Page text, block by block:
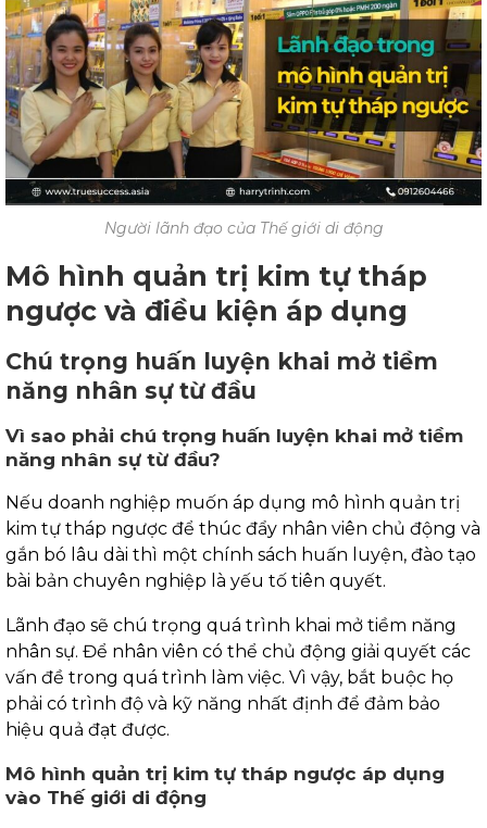
Người lãnh đạo của Thế giới di động
Mô hình quản trị kim tự tháp
ngược và điều kiện áp dụng
Chú trọng huấn luyện khai mở tiềm
năng nhân sự từ đầu
Vì sao phải chú trọng huấn luyện khai mở tiềm
năng nhân sự từ đầu?
Nếu doanh nghiệp muốn áp dụng mô hình quản trị
kim tự tháp ngược để thúc đẩy nhân viên chủ động và
gắn bó lâu dài thì một chính sách huấn luyện, đào tạo
bài bản chuyên nghiệp là yếu tố tiên quyết.
Lãnh đạo sẽ chú trọng quá trình khai mở tiềm năng
nhân sự. Để nhân viên có thể chủ động giải quyết các
vấn đề trong quá trình làm việc. Vì vậy, bắt buộc họ
phải có trình độ và kỹ năng nhất định để đảm bảo
hiệu quả đạt được.
Mô hình quản trị kim tự tháp ngược áp dụng
vào Thế giới di động